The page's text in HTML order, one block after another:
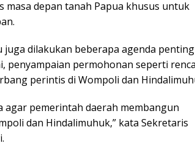
masa depan tanah Papua khusus untuk
juga dilakukan beberapa agenda penting
penyampaian permohonan seperti
perintis di Wompoli dan
agar pemerintah daerah membangun
dan Hindalimuhuk,” kata Sekretaris